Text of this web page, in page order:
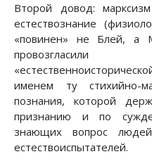
Второй довод:
естествознание
«повинен» не Блей, а
именем ту стихийно-
познания, которой
признанию и по
знающих вопрос
естествоиспытателей.